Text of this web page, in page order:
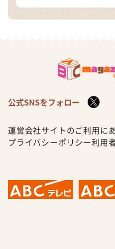
公式SNSをフォロー
運営会社サイトのご利用に
プライバシーポリシー利用